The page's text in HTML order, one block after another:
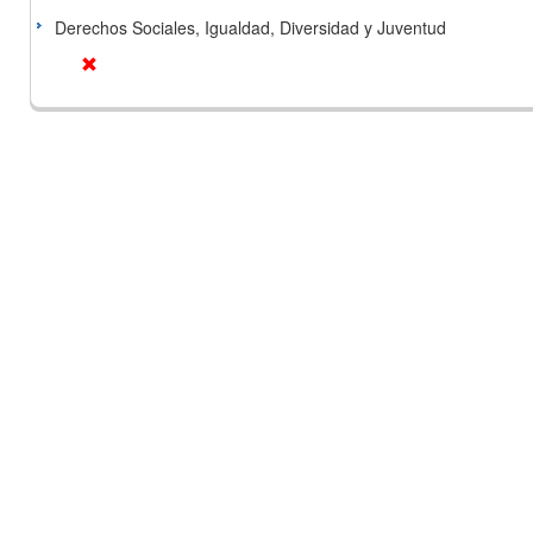
Derechos Sociales, Igualdad, Diversidad y Juventud